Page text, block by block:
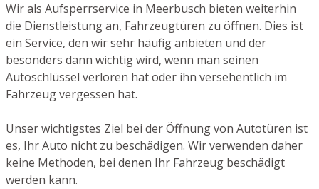
Wir als Aufsperrservice in Meerbusch bieten weiterhin
die Dienstleistung an, Fahrzeugtüren zu öffnen. Dies ist
ein Service, den wir sehr häufig anbieten und der
besonders dann wichtig wird, wenn man seinen
Autoschlüssel verloren hat oder ihn versehentlich im
Fahrzeug vergessen hat.
Unser wichtigstes Ziel bei der Öffnung von Autotüren ist
es, Ihr Auto nicht zu beschädigen. Wir verwenden daher
keine Methoden, bei denen Ihr Fahrzeug beschädigt
werden kann.